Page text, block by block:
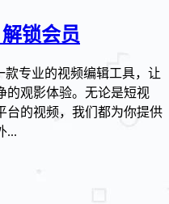
锁会员
款专业的视频编辑工具，让
的观影体验。无论是短视
台的视频，我们都为你提供
...